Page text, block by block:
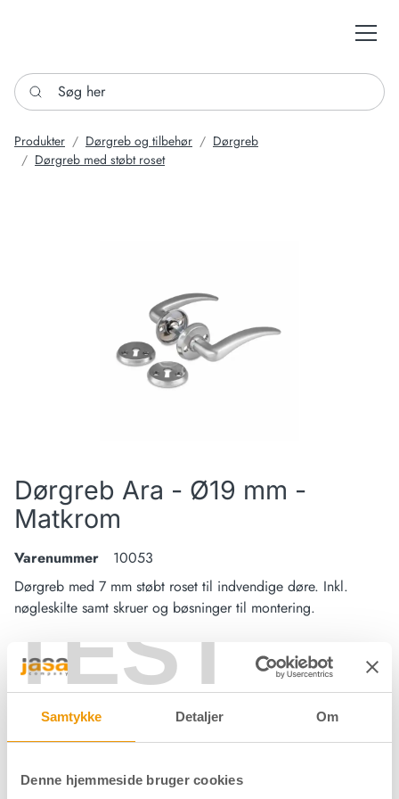
TEST
Samtykke Detaljer Om
Denne hjemmeside bruger cookies
Søg her
Produkter Dørgreb og tilbehør
Dørgreb
Dørgreb med støbt roset
Dørgreb Ara - Ø19 mm -
Matkrom
Varenummer
10053
Dørgreb med 7 mm støbt roset til indvendige døre. Inkl.
nøgleskilte samt skruer og bøsninger til montering.
Materiale
304 stål
Overflade
Matkrom
Forpakning
Pose/sæt